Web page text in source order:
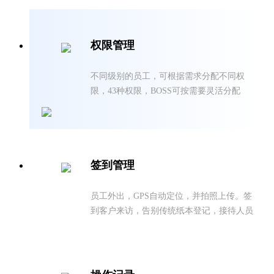
权限管理
不同级别的员工，可根据需求分配不同权
限，43种权限，BOSS可按需要灵活分配
签到管理
员工外出，GPS自动定位，并拍照上传。签
到客户来访，告别传统纸本登记，接待人员